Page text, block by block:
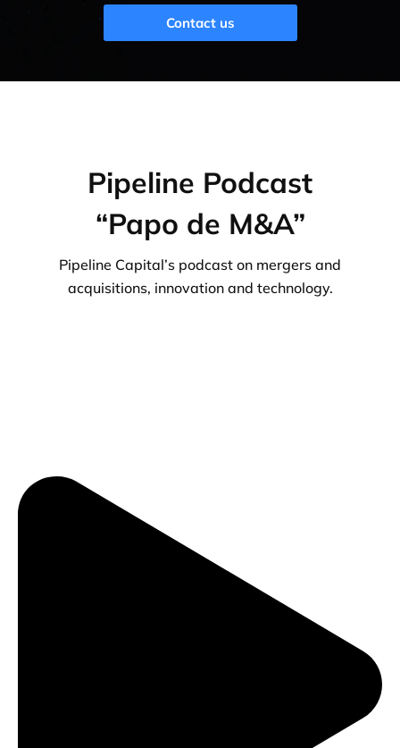
Contact us
Pipeline Podcast
“Papo de M&A”
Pipeline Capital’s podcast on mergers and
acquisitions, innovation and technology.